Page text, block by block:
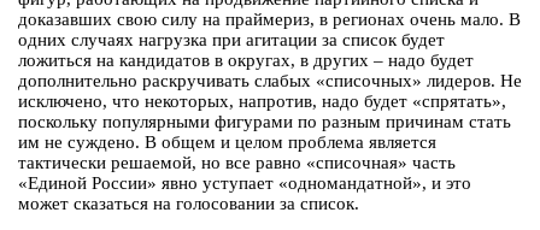
доказавших свою силу на праймериз, в регионах очень мало. В
одних случаях нагрузка при агитации за список будет
ложиться на кандидатов в округах, в других – надо будет
дополнительно раскручивать слабых «списочных» лидеров. Не
исключено, что некоторых, напротив, надо будет «спрятать»,
поскольку популярными фигурами по разным причинам стать
им не суждено. В общем и целом проблема является
тактически решаемой, но все равно «списочная» часть
«Единой России» явно уступает «одномандатной», и это
может сказаться на голосовании за список.